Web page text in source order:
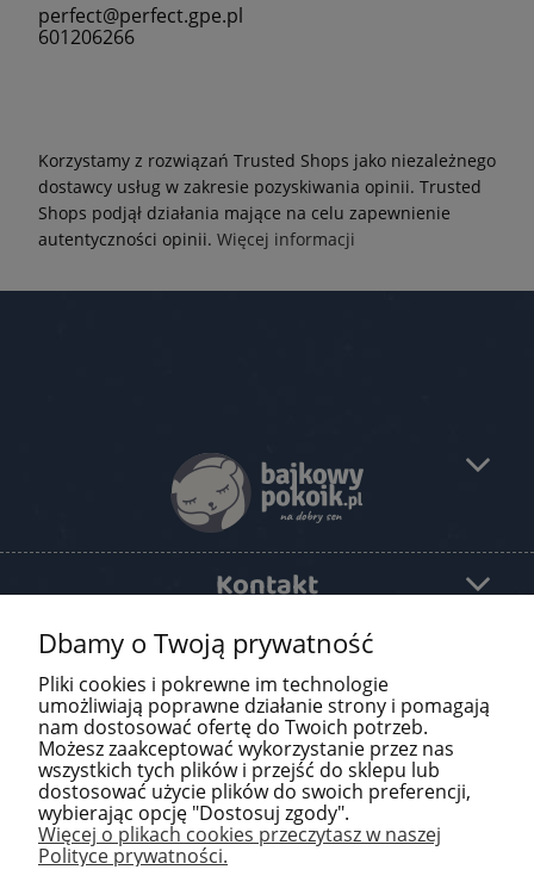
perfect@perfect.gpe.pl
601206266
Korzystamy z rozwiązań Trusted Shops jako niezależnego
dostawcy usług w zakresie pozyskiwania opinii. Trusted
Shops podjął działania mające na celu zapewnienie
autentyczności opinii. Więcej informacji
Kontakt
Pomoc
O firmie
Newsletter
Dbamy o Twoją prywatność
Pliki cookies i pokrewne im technologie
umożliwiają poprawne działanie strony i pomagają
nam dostosować ofertę do Twoich potrzeb.
Możesz zaakceptować wykorzystanie przez nas
wszystkich tych plików i przejść do sklepu lub
dostosować użycie plików do swoich preferencji,
wybierając opcję "Dostosuj zgody".
Więcej o plikach cookies przeczytasz w naszej
Polityce prywatności.